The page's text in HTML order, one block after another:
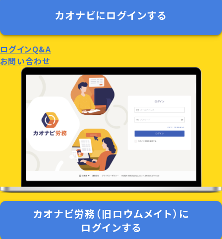
カオナビにログインする
ログインQ&A
お問い合わせ
カオナビ労務（旧ロウムメイト）に
ログインする